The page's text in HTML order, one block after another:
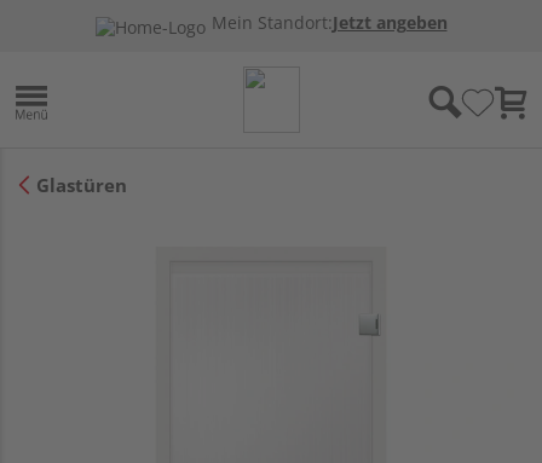
Mein Standort:Jetzt angeben
Glastüren